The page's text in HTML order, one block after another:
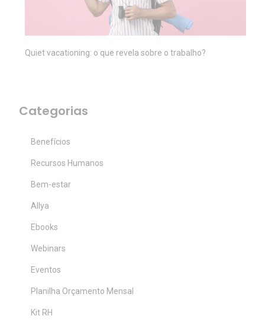
Quiet vacationing: o que revela sobre o trabalho?
Categorias
Benefícios
Recursos Humanos
Bem-estar
Allya
Ebooks
Webinars
Eventos
Planilha Orçamento Mensal
Kit RH